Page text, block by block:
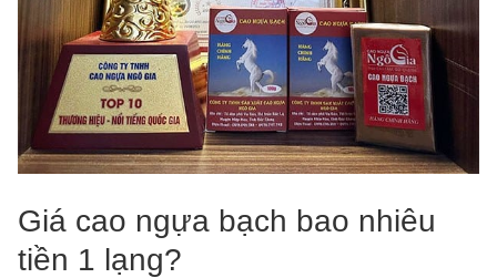
Giá cao ngựa bạch bao nhiêu
tiền 1 lạng?